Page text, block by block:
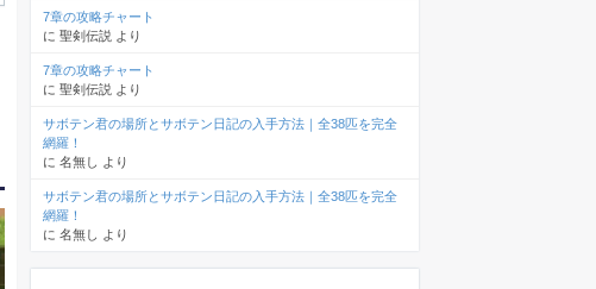
7章の攻略チャート
に 聖剣伝説 より
7章の攻略チャート
に 聖剣伝説 より
サボテン君の場所とサボテン日記の入手方法｜全38匹を完全
網羅！
に 名無し より
サボテン君の場所とサボテン日記の入手方法｜全38匹を完全
網羅！
に 名無し より